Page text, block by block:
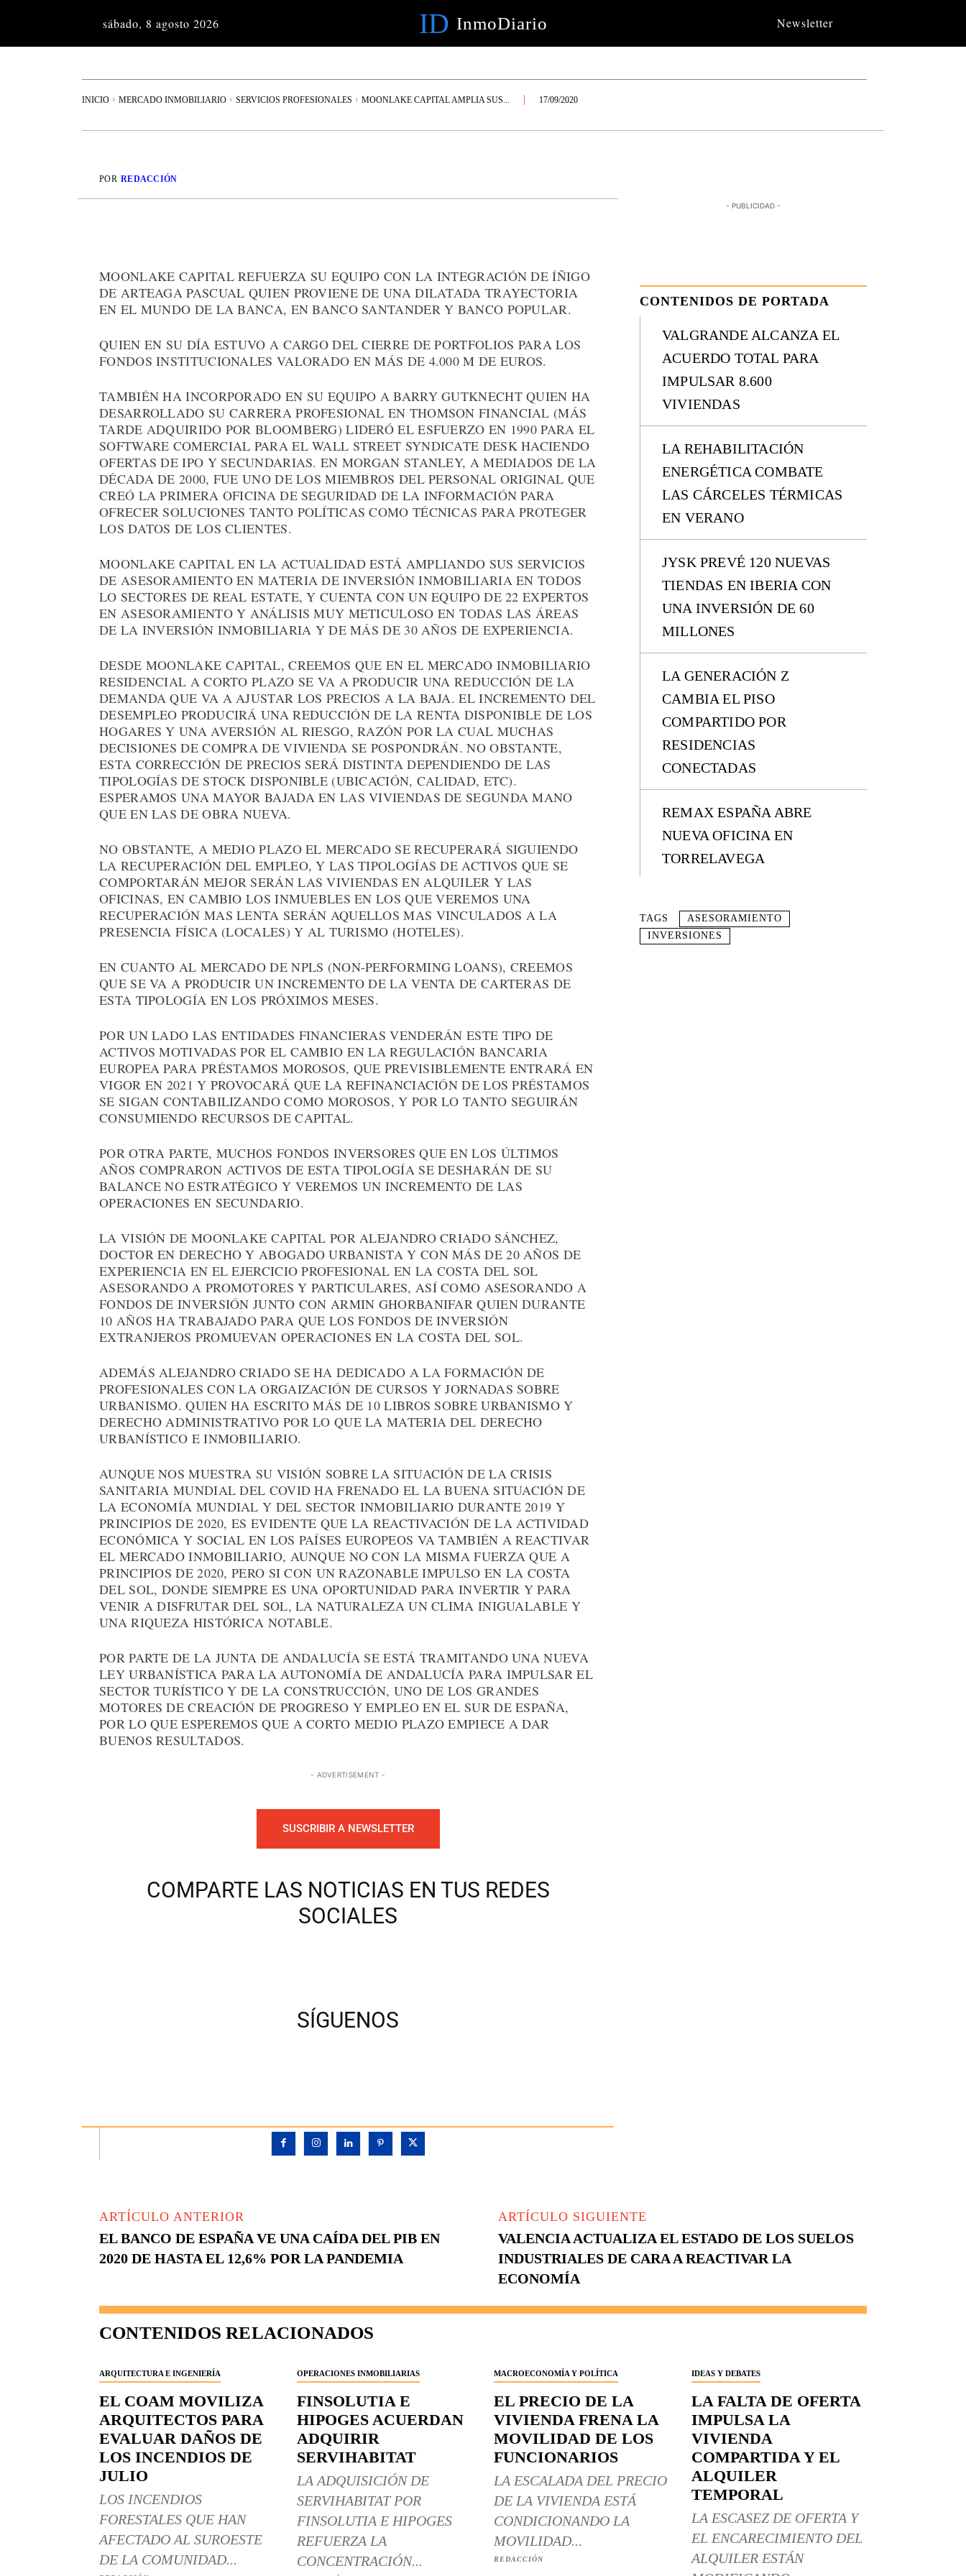
sábado, 8 agosto 2026 ID InmoDiario Newsletter
INICIO MERCADO INMOBILIARIO SERVICIOS PROFESIONALES MOONLAKE CAPITAL AMPLIA SUS... 17/09/2020
POR REDACCIÓN
MOONLAKE CAPITAL REFUERZA SU EQUIPO CON LA INTEGRACIÓN DE ÍÑIGO
DE ARTEAGA PASCUAL QUIEN PROVIENE DE UNA DILATADA TRAYECTORIA
EN EL MUNDO DE LA BANCA, EN BANCO SANTANDER Y BANCO POPULAR.
QUIEN EN SU DÍA ESTUVO A CARGO DEL CIERRE DE PORTFOLIOS PARA LOS
FONDOS INSTITUCIONALES VALORADO EN MÁS DE 4.000 M DE EUROS.
TAMBIÉN HA INCORPORADO EN SU EQUIPO A BARRY GUTKNECHT QUIEN HA
DESARROLLADO SU CARRERA PROFESIONAL EN THOMSON FINANCIAL (MÁS
TARDE ADQUIRIDO POR BLOOMBERG) LIDERÓ EL ESFUERZO EN 1990 PARA EL
SOFTWARE COMERCIAL PARA EL WALL STREET SYNDICATE DESK HACIENDO
OFERTAS DE IPO Y SECUNDARIAS. EN MORGAN STANLEY, A MEDIADOS DE LA
DÉCADA DE 2000, FUE UNO DE LOS MIEMBROS DEL PERSONAL ORIGINAL QUE
CREÓ LA PRIMERA OFICINA DE SEGURIDAD DE LA INFORMACIÓN PARA
OFRECER SOLUCIONES TANTO POLÍTICAS COMO TÉCNICAS PARA PROTEGER
LOS DATOS DE LOS CLIENTES.
MOONLAKE CAPITAL EN LA ACTUALIDAD ESTÁ AMPLIANDO SUS SERVICIOS
DE ASESORAMIENTO EN MATERIA DE INVERSIÓN INMOBILIARIA EN TODOS
LO SECTORES DE REAL ESTATE, Y CUENTA CON UN EQUIPO DE 22 EXPERTOS
EN ASESORAMIENTO Y ANÁLISIS MUY METICULOSO EN TODAS LAS ÁREAS
DE LA INVERSIÓN INMOBILIARIA Y DE MÁS DE 30 AÑOS DE EXPERIENCIA.
DESDE MOONLAKE CAPITAL, CREEMOS QUE EN EL MERCADO INMOBILIARIO
RESIDENCIAL A CORTO PLAZO SE VA A PRODUCIR UNA REDUCCIÓN DE LA
DEMANDA QUE VA A AJUSTAR LOS PRECIOS A LA BAJA. EL INCREMENTO DEL
DESEMPLEO PRODUCIRÁ UNA REDUCCIÓN DE LA RENTA DISPONIBLE DE LOS
HOGARES Y UNA AVERSIÓN AL RIESGO, RAZÓN POR LA CUAL MUCHAS
DECISIONES DE COMPRA DE VIVIENDA SE POSPONDRÁN. NO OBSTANTE,
ESTA CORRECCIÓN DE PRECIOS SERÁ DISTINTA DEPENDIENDO DE LAS
TIPOLOGÍAS DE STOCK DISPONIBLE (UBICACIÓN, CALIDAD, ETC).
ESPERAMOS UNA MAYOR BAJADA EN LAS VIVIENDAS DE SEGUNDA MANO
QUE EN LAS DE OBRA NUEVA.
NO OBSTANTE, A MEDIO PLAZO EL MERCADO SE RECUPERARÁ SIGUIENDO
LA RECUPERACIÓN DEL EMPLEO, Y LAS TIPOLOGÍAS DE ACTIVOS QUE SE
COMPORTARÁN MEJOR SERÁN LAS VIVIENDAS EN ALQUILER Y LAS
OFICINAS, EN CAMBIO LOS INMUEBLES EN LOS QUE VEREMOS UNA
RECUPERACIÓN MAS LENTA SERÁN AQUELLOS MAS VINCULADOS A LA
PRESENCIA FÍSICA (LOCALES) Y AL TURISMO (HOTELES).
EN CUANTO AL MERCADO DE NPLS (NON-PERFORMING LOANS), CREEMOS
QUE SE VA A PRODUCIR UN INCREMENTO DE LA VENTA DE CARTERAS DE
ESTA TIPOLOGÍA EN LOS PRÓXIMOS MESES.
POR UN LADO LAS ENTIDADES FINANCIERAS VENDERÁN ESTE TIPO DE
ACTIVOS MOTIVADAS POR EL CAMBIO EN LA REGULACIÓN BANCARIA
EUROPEA PARA PRÉSTAMOS MOROSOS, QUE PREVISIBLEMENTE ENTRARÁ EN
VIGOR EN 2021 Y PROVOCARÁ QUE LA REFINANCIACIÓN DE LOS PRÉSTAMOS
SE SIGAN CONTABILIZANDO COMO MOROSOS, Y POR LO TANTO SEGUIRÁN
CONSUMIENDO RECURSOS DE CAPITAL.
POR OTRA PARTE, MUCHOS FONDOS INVERSORES QUE EN LOS ÚLTIMOS
AÑOS COMPRARON ACTIVOS DE ESTA TIPOLOGÍA SE DESHARÁN DE SU
BALANCE NO ESTRATÉGICO Y VEREMOS UN INCREMENTO DE LAS
OPERACIONES EN SECUNDARIO.
LA VISIÓN DE MOONLAKE CAPITAL POR ALEJANDRO CRIADO SÁNCHEZ,
DOCTOR EN DERECHO Y ABOGADO URBANISTA Y CON MÁS DE 20 AÑOS DE
EXPERIENCIA EN EL EJERCICIO PROFESIONAL EN LA COSTA DEL SOL
ASESORANDO A PROMOTORES Y PARTICULARES, ASÍ COMO ASESORANDO A
FONDOS DE INVERSIÓN JUNTO CON ARMIN GHORBANIFAR QUIEN DURANTE
10 AÑOS HA TRABAJADO PARA QUE LOS FONDOS DE INVERSIÓN
EXTRANJEROS PROMUEVAN OPERACIONES EN LA COSTA DEL SOL.
ADEMÁS ALEJANDRO CRIADO SE HA DEDICADO A LA FORMACIÓN DE
PROFESIONALES CON LA ORGAIZACIÓN DE CURSOS Y JORNADAS SOBRE
URBANISMO. QUIEN HA ESCRITO MÁS DE 10 LIBROS SOBRE URBANISMO Y
DERECHO ADMINISTRATIVO POR LO QUE LA MATERIA DEL DERECHO
URBANÍSTICO E INMOBILIARIO.
AUNQUE NOS MUESTRA SU VISIÓN SOBRE LA SITUACIÓN DE LA CRISIS
SANITARIA MUNDIAL DEL COVID HA FRENADO EL LA BUENA SITUACIÓN DE
LA ECONOMÍA MUNDIAL Y DEL SECTOR INMOBILIARIO DURANTE 2019 Y
PRINCIPIOS DE 2020, ES EVIDENTE QUE LA REACTIVACIÓN DE LA ACTIVIDAD
ECONÓMICA Y SOCIAL EN LOS PAÍSES EUROPEOS VA TAMBIÉN A REACTIVAR
EL MERCADO INMOBILIARIO, AUNQUE NO CON LA MISMA FUERZA QUE A
PRINCIPIOS DE 2020, PERO SI CON UN RAZONABLE IMPULSO EN LA COSTA
DEL SOL, DONDE SIEMPRE ES UNA OPORTUNIDAD PARA INVERTIR Y PARA
VENIR A DISFRUTAR DEL SOL, LA NATURALEZA UN CLIMA INIGUALABLE Y
UNA RIQUEZA HISTÓRICA NOTABLE.
POR PARTE DE LA JUNTA DE ANDALUCÍA SE ESTÁ TRAMITANDO UNA NUEVA
LEY URBANÍSTICA PARA LA AUTONOMÍA DE ANDALUCÍA PARA IMPULSAR EL
SECTOR TURÍSTICO Y DE LA CONSTRUCCIÓN, UNO DE LOS GRANDES
MOTORES DE CREACIÓN DE PROGRESO Y EMPLEO EN EL SUR DE ESPAÑA,
POR LO QUE ESPEREMOS QUE A CORTO MEDIO PLAZO EMPIECE A DAR
BUENOS RESULTADOS.
- ADVERTISEMENT -
SUSCRIBIR A NEWSLETTER
COMPARTE LAS NOTICIAS EN TUS REDES
SOCIALES
SÍGUENOS
- PUBLICIDAD -
CONTENIDOS DE PORTADA
VALGRANDE ALCANZA EL
ACUERDO TOTAL PARA
IMPULSAR 8.600
VIVIENDAS
LA REHABILITACIÓN
ENERGÉTICA COMBATE
LAS CÁRCELES TÉRMICAS
EN VERANO
JYSK PREVÉ 120 NUEVAS
TIENDAS EN IBERIA CON
UNA INVERSIÓN DE 60
MILLONES
LA GENERACIÓN Z
CAMBIA EL PISO
COMPARTIDO POR
RESIDENCIAS
CONECTADAS
REMAX ESPAÑA ABRE
NUEVA OFICINA EN
TORRELAVEGA
TAGS
ASESORAMIENTO
INVERSIONES
ARTÍCULO ANTERIOR
EL BANCO DE ESPAÑA VE UNA CAÍDA DEL PIB EN
2020 DE HASTA EL 12,6% POR LA PANDEMIA
ARTÍCULO SIGUIENTE
VALENCIA ACTUALIZA EL ESTADO DE LOS SUELOS
INDUSTRIALES DE CARA A REACTIVAR LA
ECONOMÍA
CONTENIDOS RELACIONADOS
ARQUITECTURA E INGENIERÍA
EL COAM MOVILIZA
ARQUITECTOS PARA
EVALUAR DAÑOS DE
LOS INCENDIOS DE
JULIO
LOS INCENDIOS
FORESTALES QUE HAN
AFECTADO AL SUROESTE
DE LA COMUNIDAD...
OPERACIONES INMOBILIARIAS
FINSOLUTIA E
HIPOGES ACUERDAN
ADQUIRIR
SERVIHABITAT
LA ADQUISICIÓN DE
SERVIHABITAT POR
FINSOLUTIA E HIPOGES
REFUERZA LA
CONCENTRACIÓN...
MACROECONOMÍA Y POLÍTICA
EL PRECIO DE LA
VIVIENDA FRENA LA
MOVILIDAD DE LOS
FUNCIONARIOS
LA ESCALADA DEL PRECIO
DE LA VIVIENDA ESTÁ
CONDICIONANDO LA
MOVILIDAD...
REDACCIÓN
IDEAS Y DEBATES
LA FALTA DE OFERTA
IMPULSA LA
VIVIENDA
COMPARTIDA Y EL
ALQUILER
TEMPORAL
LA ESCASEZ DE OFERTA Y
EL ENCARECIMIENTO DEL
ALQUILER ESTÁN